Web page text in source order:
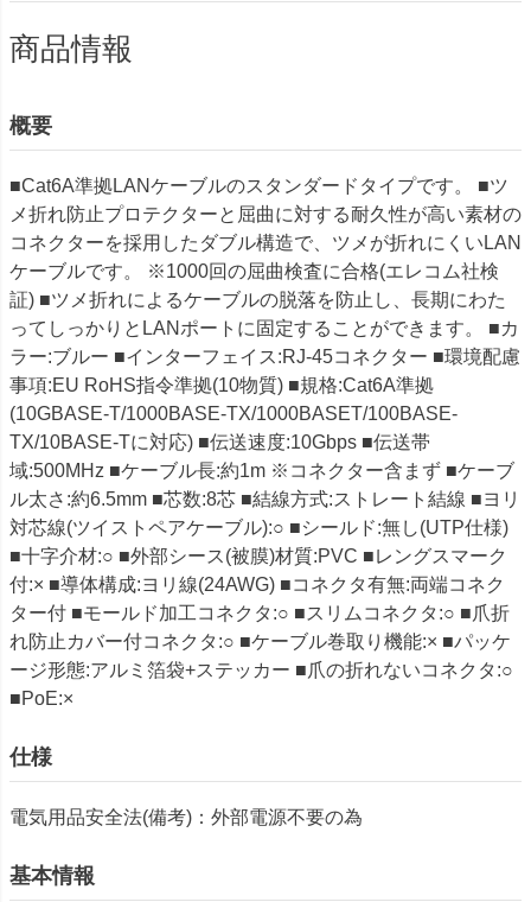
商品情報
概要
■Cat6A準拠LANケーブルのスタンダードタイプです。 ■ツ
メ折れ防止プロテクターと屈曲に対する耐久性が高い素材の
コネクターを採用したダブル構造で、ツメが折れにくいLAN
ケーブルです。 ※1000回の屈曲検査に合格(エレコム社検
証) ■ツメ折れによるケーブルの脱落を防止し、長期にわた
ってしっかりとLANポートに固定することができます。 ■カ
ラー:ブルー ■インターフェイス:RJ-45コネクター ■環境配慮
事項:EU RoHS指令準拠(10物質) ■規格:Cat6A準拠
(10GBASE-T/1000BASE-TX/1000BASET/100BASE-
TX/10BASE-Tに対応) ■伝送速度:10Gbps ■伝送帯
域:500MHz ■ケーブル長:約1m ※コネクター含まず ■ケーブ
ル太さ:約6.5mm ■芯数:8芯 ■結線方式:ストレート結線 ■ヨリ
対芯線(ツイストペアケーブル):○ ■シールド:無し(UTP仕様)
■十字介材:○ ■外部シース(被膜)材質:PVC ■レングスマーク
付:× ■導体構成:ヨリ線(24AWG) ■コネクタ有無:両端コネク
ター付 ■モールド加工コネクタ:○ ■スリムコネクタ:○ ■爪折
れ防止カバー付コネクタ:○ ■ケーブル巻取り機能:× ■パッケ
ージ形態:アルミ箔袋+ステッカー ■爪の折れないコネクタ:○
■PoE:×
仕様
電気用品安全法(備考)：外部電源不要の為
基本情報